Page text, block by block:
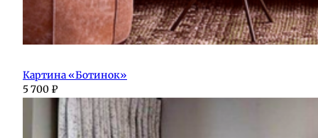
Картина «Ботинок»
5 700 ₽